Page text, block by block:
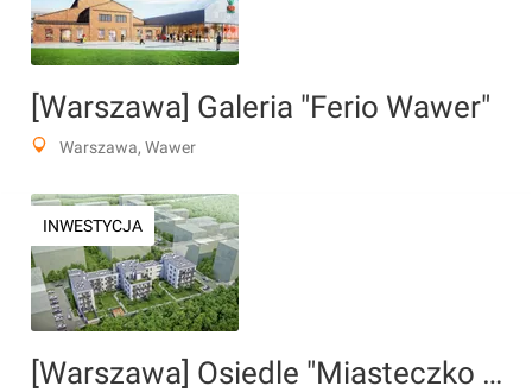
[Warszawa] Galeria "Ferio Wawer"
Warszawa, Wawer
INWESTYCJA
[Warszawa] Osiedle "Miasteczko Wawer"